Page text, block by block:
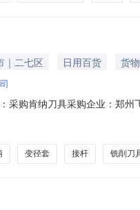
｜二七区 日用百货
货物
采购肯纳刀具采购企业：郑
河南省郑州市二七区南三环中
变径套 接杆 铣削刀